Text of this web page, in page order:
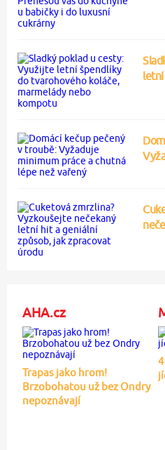
AHA.cz
Trapas jako hrom!
Brzobohatou už bez Ondry
nepoznávají